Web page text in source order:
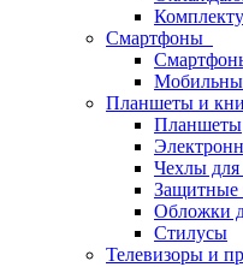
Смартфоны
Планшеты и
Планшеты
Чехлы
Защитные
Обложки
Стилусы
Телевизоры и